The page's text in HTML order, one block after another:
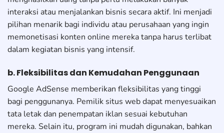
interaksi atau menjalankan bisnis secara aktif. Ini menjadi
pilihan menarik bagi individu atau perusahaan yang ingin
memonetisasi konten online mereka tanpa harus terlibat
dalam kegiatan bisnis yang intensif.
b. Fleksibilitas dan Kemudahan Penggunaan
Google AdSense memberikan fleksibilitas yang tinggi
bagi penggunanya. Pemilik situs web dapat menyesuaikan
tata letak dan penempatan iklan sesuai kebutuhan
mereka. Selain itu, program ini mudah digunakan, bahkan